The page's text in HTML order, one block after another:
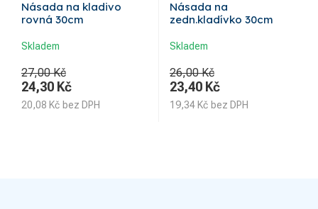
Násada na kladivo
rovná 30cm
Skladem
27,00 Kč
24,30 Kč
20,08 Kč bez DPH
Násada na
zedn.kladívko 30cm
Skladem
26,00 Kč
23,40 Kč
19,34 Kč bez DPH